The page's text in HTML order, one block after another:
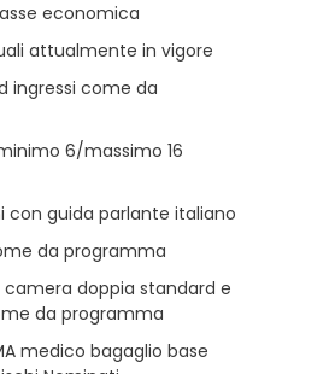
economica
attualmente in vigore
ingressi come da
6/massimo 16
con guida parlante italiano
da programma
camera doppia standard e
da programma
medico bagaglio base